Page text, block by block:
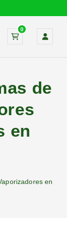
0
de
en
en